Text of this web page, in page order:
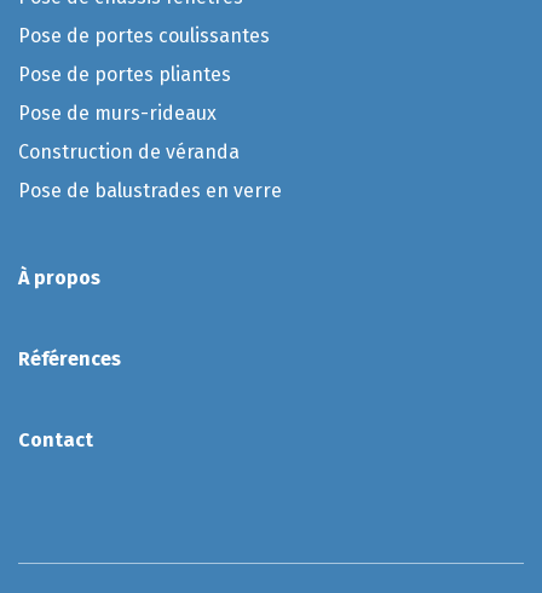
Pose de portes coulissantes
Pose de portes pliantes
Pose de murs-rideaux
Construction de véranda
Pose de balustrades en verre
À propos
Références
Contact